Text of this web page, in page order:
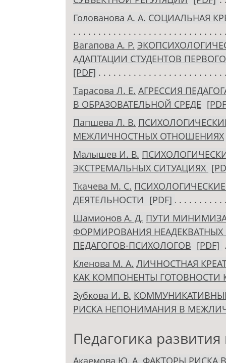
Голованова А. А. СОЦИАЛЬНАЯ
Вагапова А. Р.
АДАПТАЦИИ СТУДЕНТОВ
[PDF]
Тарасова Л. Е. АГРЕССИЯ
В ОБРАЗОВАТЕЛЬНОЙ СРЕДЕ
Папшева Л. В.
МЕЖЛИЧНОСТНЫХ ОТНОШЕНИЯХ
Малышев И. В.
ЭКСТРЕМАЛЬНЫХ СИТУАЦИЯХ
Ткачева М. С.
ДЕЯТЕЛЬНОСТИ [PDF]
Шамионов А. Д. ПУТИ
ФОРМИРОВАНИЯ
ПЕДАГОГОВ-ПСИХОЛОГОВ [PDF]
Кленова М. А. ЛИЧНОСТНАЯ
КАК КОМПОНЕНТЫ ГОТОВНОСТИ
Зубкова И. В.
РИСКА НЕПОНИМАНИЯ В
Педагогика
Акаемова Ю. А. ФАКТОРЫ РИСКА